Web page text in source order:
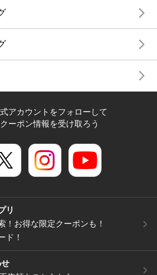
アカウントをフォローして
ーポン情報を受け取ろう
リ
！お得な限定クーポンも！
ド！